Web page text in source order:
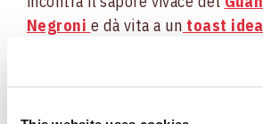
Negroni e dà vita a un toast